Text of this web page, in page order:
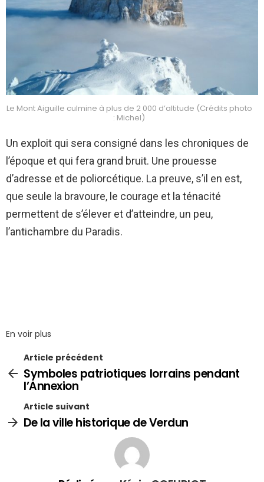
Le Mont Aiguille culmine à plus de 2 000 d’altitude (Crédits photo
: Michel)
Un exploit qui sera consigné dans les chroniques de
l’époque et qui fera grand bruit. Une prouesse
d’adresse et de poliorcétique. La preuve, s’il en est,
que seule la bravoure, le courage et la ténacité
permettent de s’élever et d’atteindre, un peu,
l’antichambre du Paradis.
En voir plus
Article précédent
Symboles patriotiques lorrains pendant
l’Annexion
Article suivant
De la ville historique de Verdun